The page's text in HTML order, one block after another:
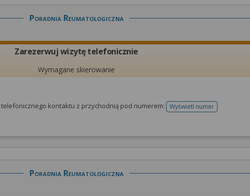
Poradnia Reumatologiczna
Zarezerwuj wizytę telefonicznie
Wymagane skierowanie
kontaktu z przychodnią pod numerem: Wyświetl numertelefonu do rejestracji
Poradnia Reumatologiczna